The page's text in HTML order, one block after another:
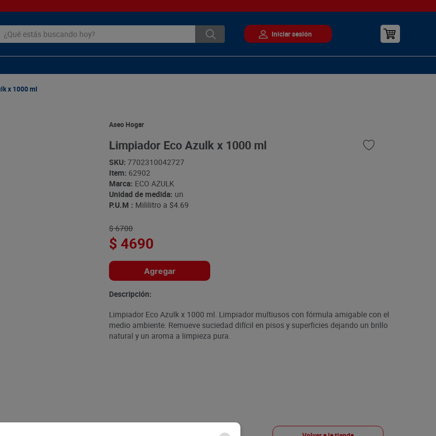
estás buscando hoy?
x 1000 ml
Aseo Hogar
Limpiador Eco Azulk x 1000 ml
SKU: 7702310042727
Item: 62902
Marca: ECO AZULK
Unidad de medida: un
P.U.M : Mililitro a $4.69
$ 4690
$6700
Agregar
Descripción:
Limpiador Eco Azulk x 1000 ml. Limpiador multiusos con fórmula amigable con el
medio ambiente. Remueve suciedad difícil en pisos y superficies dejando un brillo
natural y un aroma a limpieza pura.